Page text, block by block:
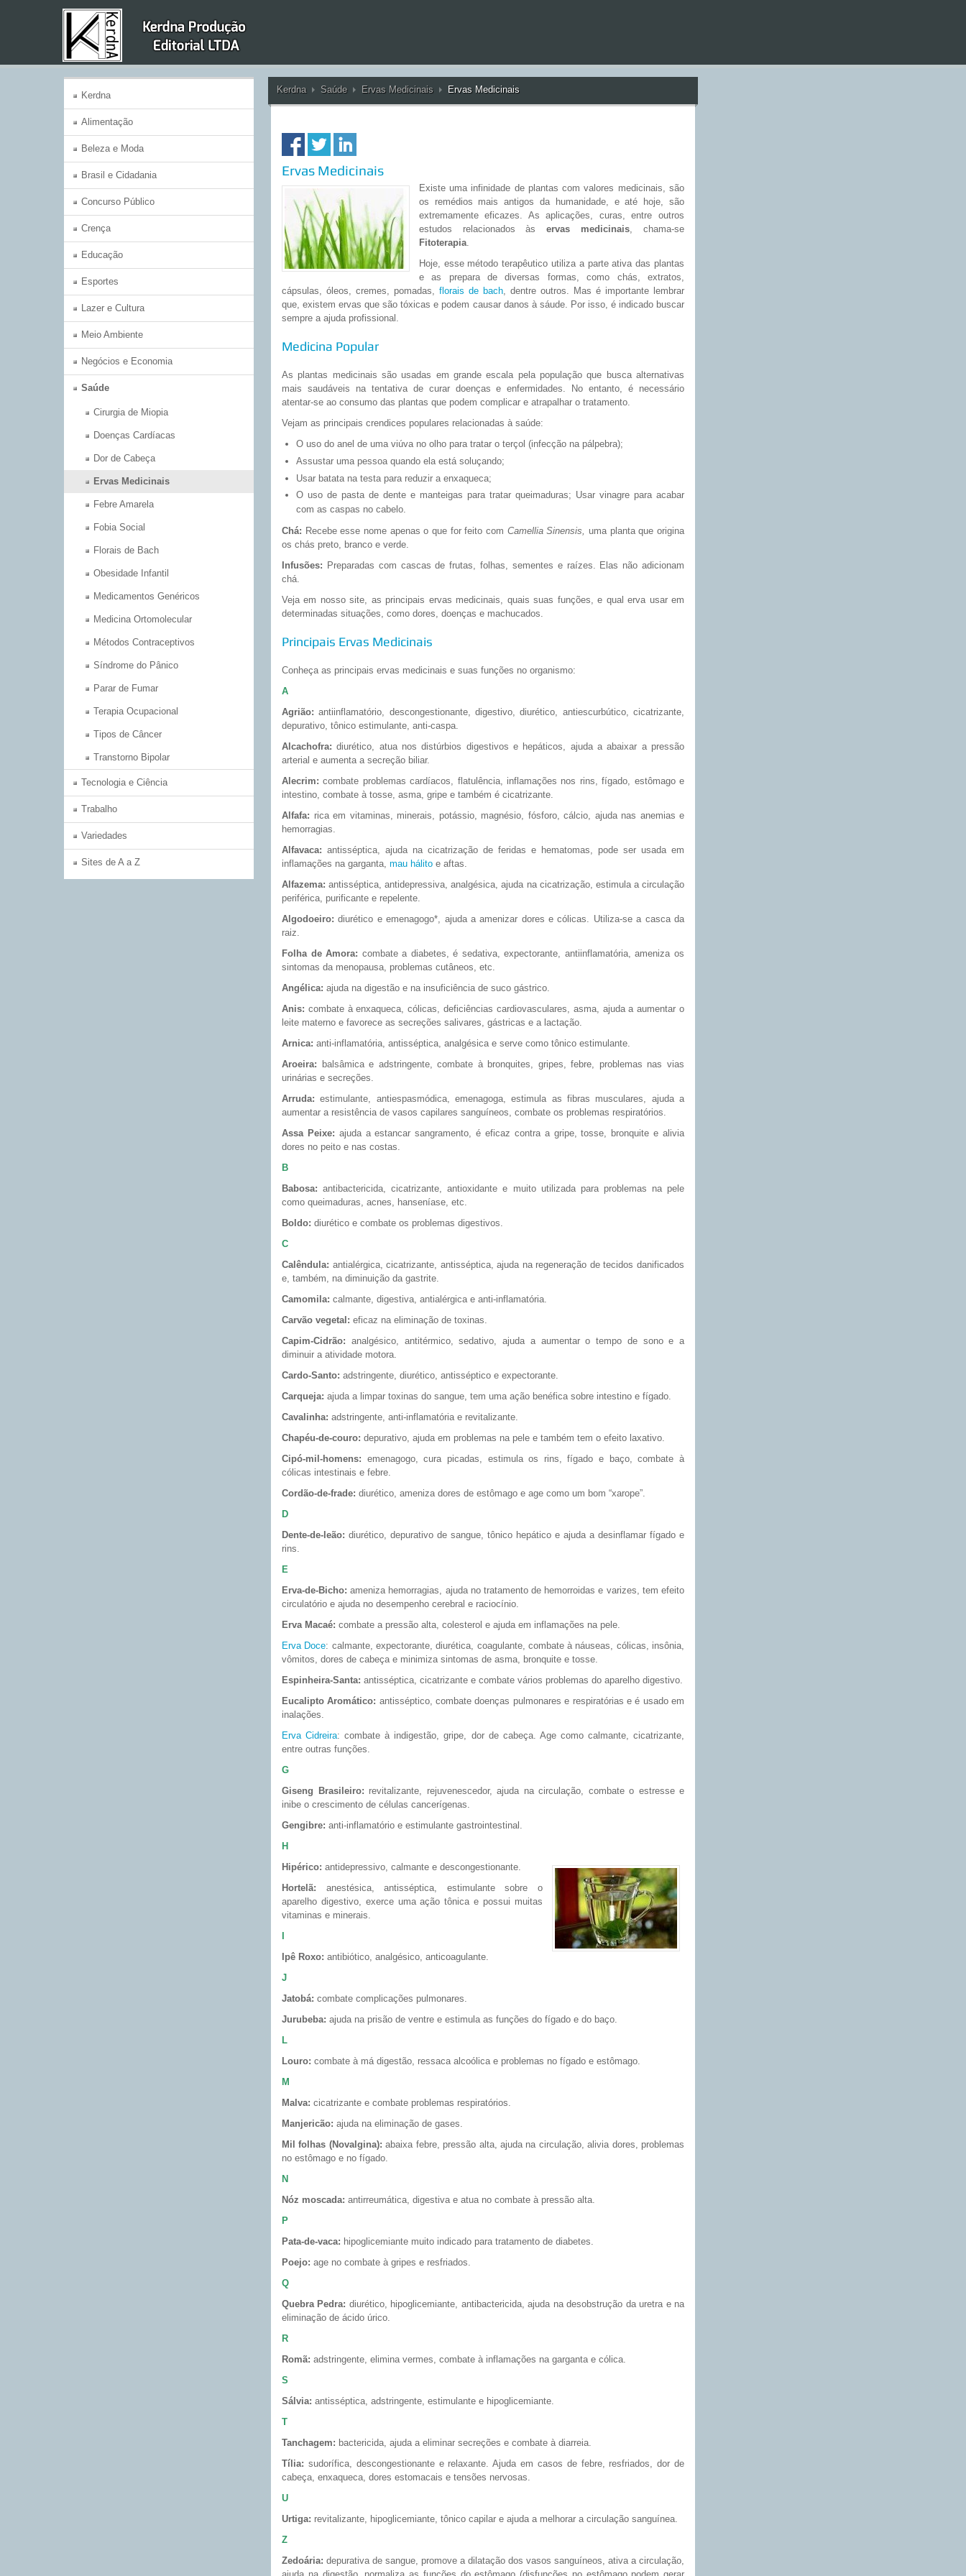
Kerdna Saúde Ervas Medicinais Ervas Medicinais
Ervas Medicinais
Existe uma infinidade de plantas com valores medicinais, são
os remédios mais antigos da humanidade, e até hoje, são
extremamente eficazes. As aplicações, curas, entre outros
estudos relacionados àservas medicinais, chama-se
Fitoterapia.
Hoje, esse método terapêutico utiliza a parte ativa das plantas
e as prepara de diversas formas, como chás, extratos,
cápsulas, óleos, cremes, pomadas, florais de bach, dentre outros. Mas é importante lembrar
que, existem ervas que são tóxicas e podem causar danos à sáude. Por isso, é indicado buscar
sempre a ajuda profissional.
Medicina Popular
As plantas medicinais são usadas em grande escala pela população que busca alternativas
mais saudáveis na tentativa de curar doenças e enfermidades. No entanto, é necessário
atentar-se ao consumo das plantas que podem complicar e atrapalhar o tratamento.
Vejam as principais crendices populares relacionadas à saúde:
O uso do anel de uma viúva no olho para tratar o terçol (infecção na pálpebra);
Assustar uma pessoa quando ela está soluçando;
Usar batata na testa para reduzir a enxaqueca;
O uso de pasta de dente e manteigas para tratar queimaduras; Usar vinagre para acabar
com as caspas no cabelo.
Chá: Recebe esse nome apenas o que for feito com Camellia Sinensis, uma planta que origina
os chás preto, branco e verde.
Infusões: Preparadas com cascas de frutas, folhas, sementes e raízes. Elas não adicionam
chá.
Veja em nosso site, as principais ervas medicinais, quais suas funções, e qual erva usar em
determinadas situações, como dores, doenças e machucados.
Principais Ervas Medicinais
Conheça as principais ervas medicinais e suas funções no organismo:
A
Agrião: antiinflamatório, descongestionante, digestivo, diurético, antiescurbútico, cicatrizante,
depurativo, tônico estimulante, anti-caspa.
Alcachofra: diurético, atua nos distúrbios digestivos e hepáticos, ajuda a abaixar a pressão
arterial e aumenta a secreção biliar.
Alecrim: combate problemas cardíacos, flatulência, inflamações nos rins, fígado, estômago e
intestino, combate à tosse, asma, gripe e também é cicatrizante.
Alfafa: rica em vitaminas, minerais, potássio, magnésio, fósforo, cálcio, ajuda nas anemias e
hemorragias.
Alfavaca: antisséptica, ajuda na cicatrização de feridas e hematomas, pode ser usada em
inflamações na garganta, mau hálito e aftas.
Alfazema: antisséptica, antidepressiva, analgésica, ajuda na cicatrização, estimula a circulação
periférica, purificante e repelente.
Algodoeiro: diurético e emenagogo*, ajuda a amenizar dores e cólicas. Utiliza-se a casca da
raiz.
Folha de Amora: combate a diabetes, é sedativa, expectorante, antiinflamatória, ameniza os
sintomas da menopausa, problemas cutâneos, etc.
Angélica: ajuda na digestão e na insuficiência de suco gástrico.
Anis: combate à enxaqueca, cólicas, deficiências cardiovasculares, asma, ajuda a aumentar o
leite materno e favorece as secreções salivares, gástricas e a lactação.
Arnica: anti-inflamatória, antisséptica, analgésica e serve como tônico estimulante.
Aroeira: balsâmica e adstringente, combate à bronquites, gripes, febre, problemas nas vias
urinárias e secreções.
Arruda: estimulante, antiespasmódica, emenagoga, estimula as fibras musculares, ajuda a
aumentar a resistência de vasos capilares sanguíneos, combate os problemas respiratórios.
Assa Peixe: ajuda a estancar sangramento, é eficaz contra a gripe, tosse, bronquite e alivia
dores no peito e nas costas.
B
Babosa: antibactericida, cicatrizante, antioxidante e muito utilizada para problemas na pele
como queimaduras, acnes, hanseníase, etc.
Boldo: diurético e combate os problemas digestivos.
C
Calêndula: antialérgica, cicatrizante, antisséptica, ajuda na regeneração de tecidos danificados
e, também, na diminuição da gastrite.
Camomila: calmante, digestiva, antialérgica e anti-inflamatória.
Carvão vegetal: eficaz na eliminação de toxinas.
Capim-Cidrão: analgésico, antitérmico, sedativo, ajuda a aumentar o tempo de sono e a
diminuir a atividade motora.
Cardo-Santo: adstringente, diurético, antisséptico e expectorante.
Carqueja: ajuda a limpar toxinas do sangue, tem uma ação benéfica sobre intestino e fígado.
Cavalinha: adstringente, anti-inflamatória e revitalizante.
Chapéu-de-couro: depurativo, ajuda em problemas na pele e também tem o efeito laxativo.
Cipó-mil-homens: emenagogo, cura picadas, estimula os rins, fígado e baço, combate à
cólicas intestinais e febre.
Cordão-de-frade: diurético, ameniza dores de estômago e age como um bom “xarope”.
D
Dente-de-leão: diurético, depurativo de sangue, tônico hepático e ajuda a desinflamar fígado e
rins.
E
Erva-de-Bicho: ameniza hemorragias, ajuda no tratamento de hemorroidas e varizes, tem efeito
circulatório e ajuda no desempenho cerebral e raciocínio.
Erva Macaé: combate a pressão alta, colesterol e ajuda em inflamações na pele.
Erva Doce: calmante, expectorante, diurética, coagulante, combate à náuseas, cólicas, insônia,
vômitos, dores de cabeça e minimiza sintomas de asma, bronquite e tosse.
Espinheira-Santa: antisséptica, cicatrizante e combate vários problemas do aparelho digestivo.
Eucalipto Aromático: antisséptico, combate doenças pulmonares e respiratórias e é usado em
inalações.
Erva Cidreira: combate à indigestão, gripe, dor de cabeça. Age como calmante, cicatrizante,
entre outras funções.
G
Giseng Brasileiro: revitalizante, rejuvenescedor, ajuda na circulação, combate o estresse e
inibe o crescimento de células cancerígenas.
Gengibre: anti-inflamatório e estimulante gastrointestinal.
H
Hipérico: antidepressivo, calmante e descongestionante.
Hortelã: anestésica, antisséptica, estimulante sobre o
aparelho digestivo, exerce uma ação tônica e possui muitas
vitaminas e minerais.
Ipê Roxo: antibiótico, analgésico, anticoagulante.
J
Jatobá: combate complicações pulmonares.
Jurubeba: ajuda na prisão de ventre e estimula as funções do fígado e do baço.
L
Louro: combate à má digestão, ressaca alcoólica e problemas no fígado e estômago.
M
Malva: cicatrizante e combate problemas respiratórios.
Manjericão: ajuda na eliminação de gases.
Mil folhas (Novalgina): abaixa febre, pressão alta, ajuda na circulação, alivia dores, problemas
no estômago e no fígado.
N
Nóz moscada: antirreumática, digestiva e atua no combate à pressão alta.
P
Pata-de-vaca: hipoglicemiante muito indicado para tratamento de diabetes.
Poejo: age no combate à gripes e resfriados.
Q
Quebra Pedra: diurético, hipoglicemiante, antibactericida, ajuda na desobstrução da uretra e na
eliminação de ácido úrico.
R
Romã: adstringente, elimina vermes, combate à inflamações na garganta e cólica.
S
Sálvia: antisséptica, adstringente, estimulante e hipoglicemiante.
T
Tanchagem: bactericida, ajuda a eliminar secreções e combate à diarreia.
Tília: sudorífica, descongestionante e relaxante. Ajuda em casos de febre, resfriados, dor de
cabeça, enxaqueca, dores estomacais e tensões nervosas.
U
Urtiga: revitalizante, hipoglicemiante, tônico capilar e ajuda a melhorar a circulação sanguínea.
Z
Zedoária: depurativa de sangue, promove a dilatação dos vasos sanguíneos, ativa a circulação,
Kerdna
Alimentação
Beleza e Moda
Brasil e Cidadania
Concurso Público
Crença
Educação
Esportes
Lazer e Cultura
Meio Ambiente
Negócios e Economia
Saúde
Cirurgia de Miopia
Doenças Cardíacas
Dor de Cabeça
Ervas Medicinais
Febre Amarela
Fobia Social
Florais de Bach
Obesidade Infantil
Medicamentos Genéricos
Medicina Ortomolecular
Métodos Contraceptivos
Síndrome do Pânico
Parar de Fumar
Terapia Ocupacional
Tipos de Câncer
Transtorno Bipolar
Tecnologia e Ciência
Trabalho
Variedades
Sites de A a Z